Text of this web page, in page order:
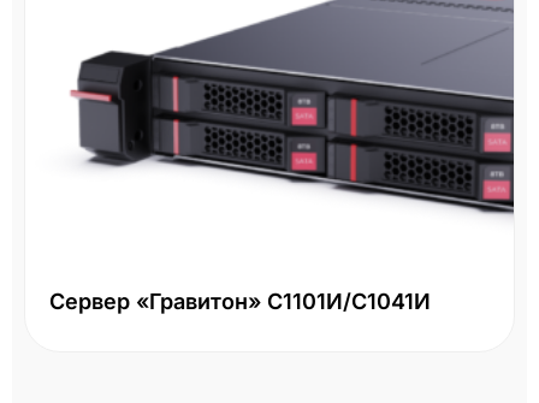
Сервер «Гравитон» С1101И/С1041И